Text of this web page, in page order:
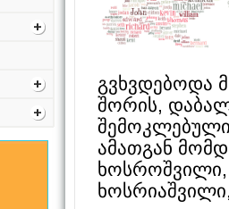
გვხვდებოდა
შორის,
ამათგან
ხოსროშვილი,